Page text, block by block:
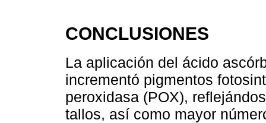
CONCLUSIONES
La aplicación del ácido
incrementó pigmentos
peroxidasa (POX),
tallos, así como mayor